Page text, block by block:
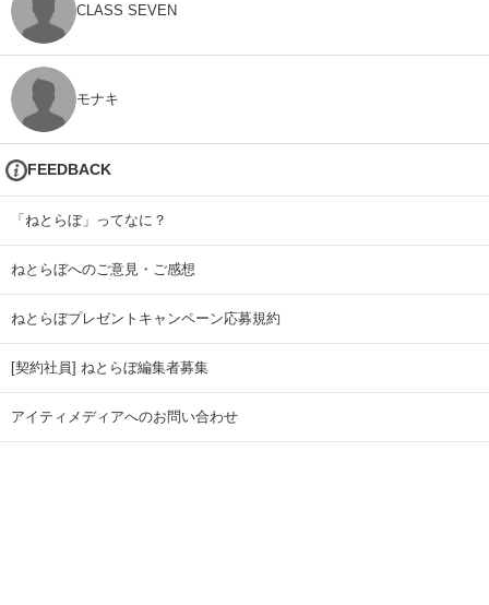
CLASS SEVEN
モナキ
FEEDBACK
「ねとらぼ」ってなに？
ねとらぼへのご意見・ご感想
ねとらぼプレゼントキャンペーン応募規約
[契約社員] ねとらぼ編集者募集
アイティメディアへのお問い合わせ